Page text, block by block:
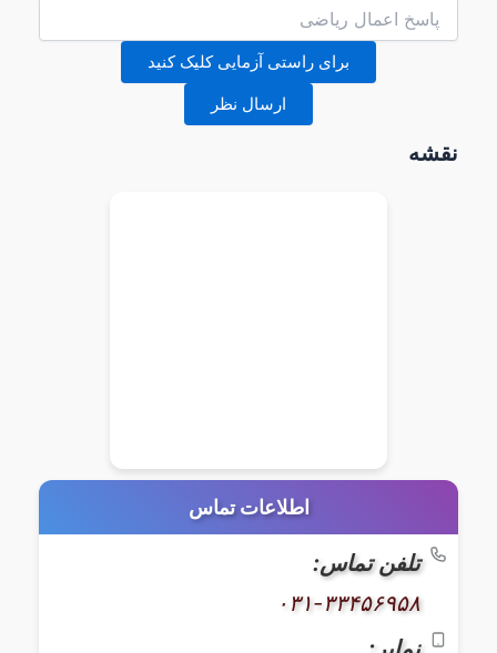
برای راستی آزمایی کلیک کنید
ارسال نظر
نقشه
اطلاعات تماس
تلفن تماس:
۰۳۱-۳۳۴۵۶۹۵۸